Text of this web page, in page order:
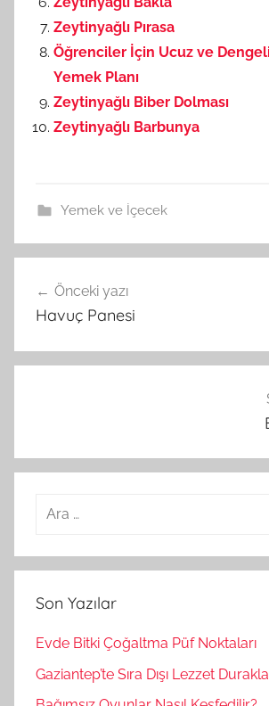
Zeytinyağlı Pırasa
Öğrenciler İçin Ucuz ve
Yemek Planı
Zeytinyağlı Biber Dolması
Zeytinyağlı Barbunya
Yemek ve İçecek
Yazı
gezinmesi
Önceki yazı
Havuç Panesi
a
a
Son Yazılar
Evde Bitki Çoğaltma Püf Noktaları
Gaziantep’te Sıra Dışı Lezzet